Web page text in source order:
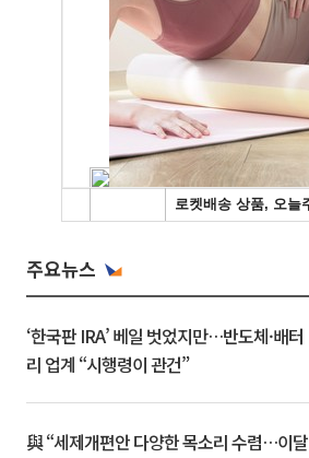
주요뉴스
‘한국판 IRA’ 베일 벗었지만…반도체·배터
리 업계 “시행령이 관건”
與 “세제개편안 다양한 목소리 수렴…이달